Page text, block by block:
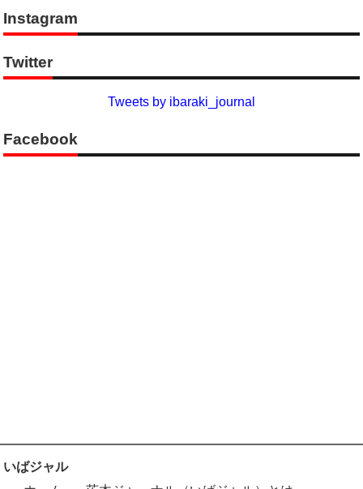
Instagram
Twitter
Tweets by ibaraki_journal
Facebook
いばジャル